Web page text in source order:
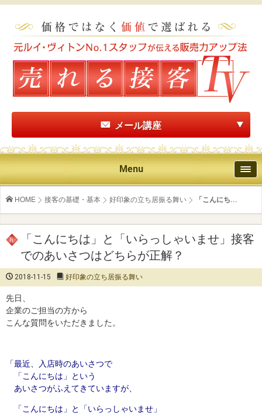
メール講座
Menu
HOME 接客の基礎・基本 好印象の立ち居振る舞い 「こんにち...
「こんにちは」と「いらっしゃいませ」接客
でのあいさつはどちらが正解？
2018-11-15 好印象の立ち居振る舞い
先日、
企業のご担当の方から
こんな質問をいただきました。
「最近、入店時のあいさつで
「こんにちは」という
あいさつがふえてきていますが、
「こんにちは」と「いらっしゃいませ」